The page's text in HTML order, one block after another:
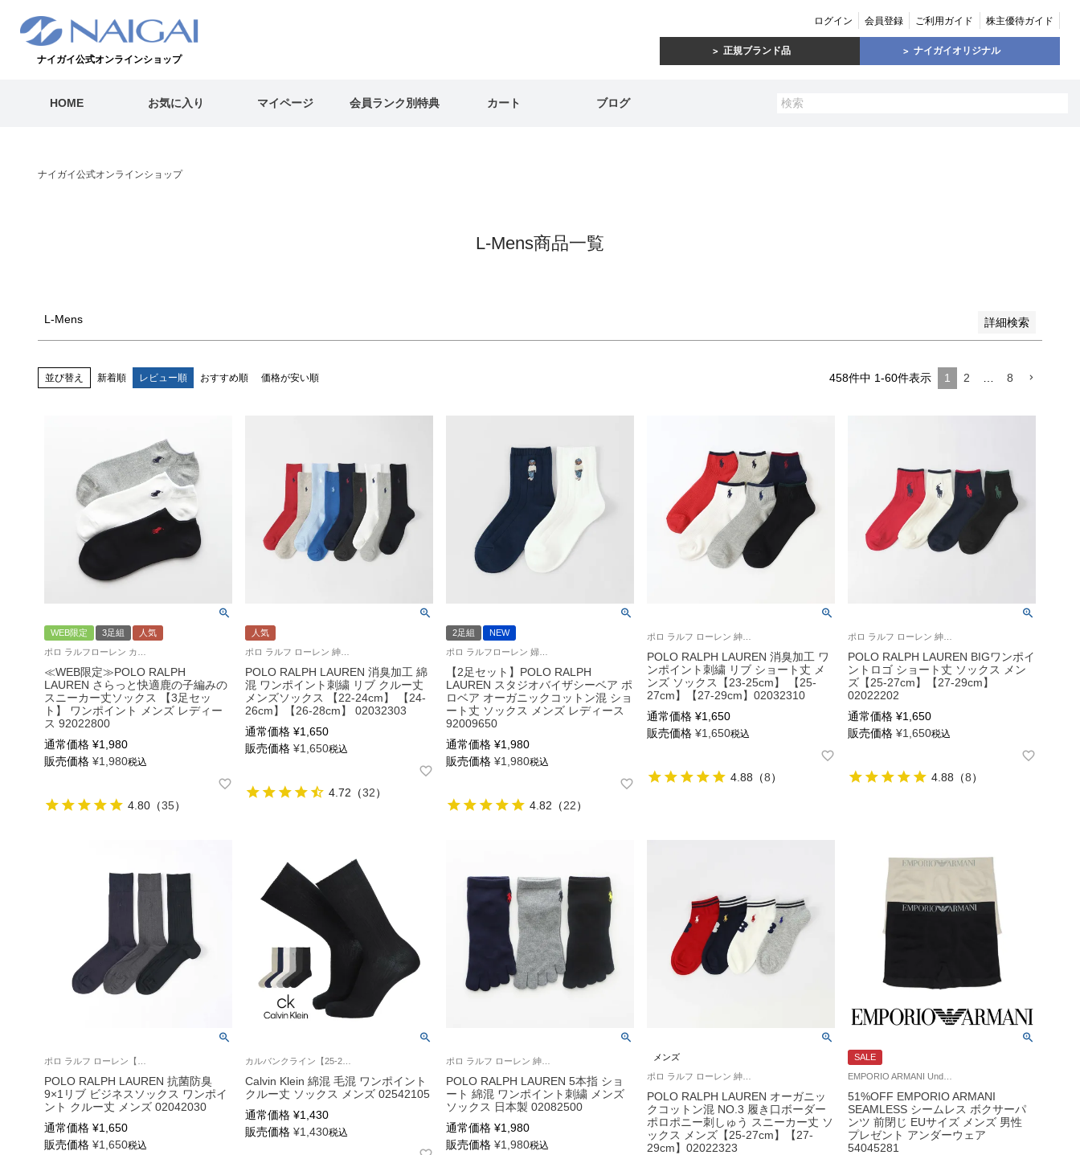
ナイガイ公式オンラインショップ
ログイン 会員登録 ご利用ガイド 株主優待ガイド
正規ブランド品 ナイガイオリジナル
HOME お気に入り マイページ 会員ランク別特典 カート ブログ
ナイガイ公式オンラインショップ
L-Mens商品一覧
L-Mens 詳細検索
キーワード
〜
並び替え 新着順 レビュー順 おすすめ順 価格が安い順 458件中 1-60件表示 1 2 8
WEB限定 3足組
人気
≪WEB限定≫POLO RALPH
LAUREN さらっと快適鹿の子編みの
スニーカー丈ソックス 【3足セッ
ト】 ワンポイント メンズ レディー
ス 92022800
通常価格 ¥1,980
販売価格 ¥1,980税込
4.80 （35）
人気
POLO RALPH LAUREN 消臭加工 綿
混 ワンポイント刺繍 リブ クルー丈
メンズソックス 【22-24cm】 【24-
26cm】【26-28cm】 02032303
通常価格 ¥1,650
販売価格 ¥1,650税込
4.72 （32）
2足組
NEW
【2足セット】POLO RALPH
LAUREN スタジオバイザシーベア ポ
ロベア オーガニックコットン混 ショ
ート丈 ソックス メンズ レディース
92009650
通常価格 ¥1,980
販売価格 ¥1,980税込
4.82 （22）
POLO RALPH LAUREN 消臭加工 ワ
ンポイント刺繍 リブ ショート丈 メ
ンズ ソックス【23-25cm】 【25-
27cm】【27-29cm】02032310
通常価格 ¥1,650
販売価格 ¥1,650税込
4.88 （8）
POLO RALPH LAUREN BIGワンポイ
ントロゴ ショート丈 ソックス メン
ズ【25-27cm】【27-29cm】
02022202
通常価格 ¥1,650
販売価格 ¥1,650税込
4.88 （8）
POLO RALPH LAUREN 抗菌防臭
9×1リブ ビジネスソックス ワンポイ
ント クルー丈 メンズ 02042030
通常価格 ¥1,650
販売価格 ¥1,650税込
Calvin Klein 綿混 毛混 ワンポイント
クルー丈 ソックス メンズ 02542105
通常価格 ¥1,430
販売価格 ¥1,430税込
POLO RALPH LAUREN 5本指 ショ
ート 綿混 ワンポイント刺繍 メンズ
ソックス 日本製 02082500
通常価格 ¥1,980
販売価格 ¥1,980税込
メンズ
POLO RALPH LAUREN オーガニッ
クコットン混 NO.3 履き口ボーダー
ポロポニー刺しゅう スニーカー丈 ソ
ックス メンズ【25-27cm】【27-
29cm】02022323
SALE
51%OFF EMPORIO ARMANI
SEAMLESS シームレス ボクサーパ
ンツ 前閉じ EUサイズ メンズ 男性
プレゼント アンダーウェア
54045281